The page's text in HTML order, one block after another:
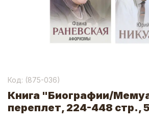
Код: (875-036)
Книга "Биографии/
переплет, 224-448 стр.,